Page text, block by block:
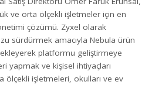
ve orta ölçekli işletmeler için en
çözümü. Zyxel olarak
sürdürmek amacıyla Nebula ürün
platformu geliştirmeye
yapmak ve kişisel ihtiyaçları
ölçekli işletmeleri, okulları ve ev